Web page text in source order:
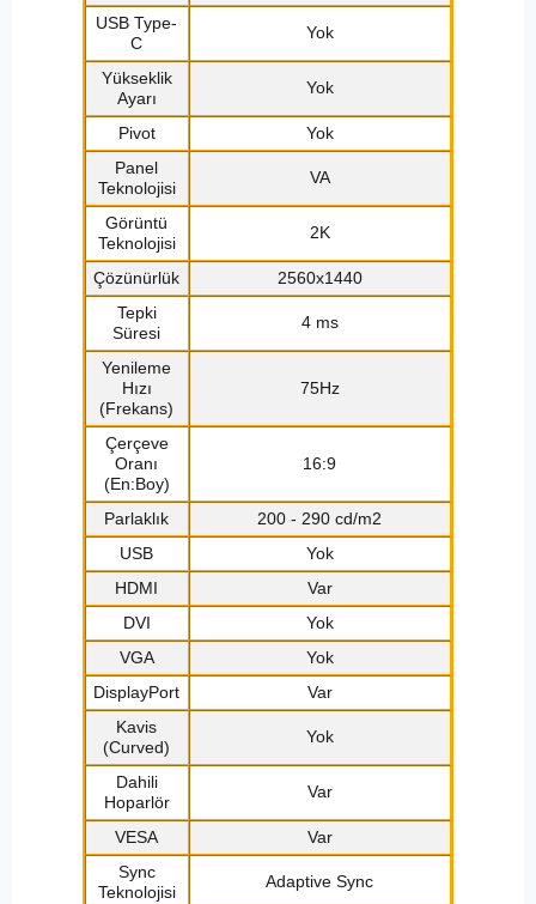
USB Type-
C
Yok
Yükseklik
Ayarı
Yok
Pivot
Yok
Panel
Teknolojisi
VA
Görüntü
Teknolojisi
2K
Çözünürlük
2560x1440
Tepki
Süresi
4 ms
Yenileme
Hızı
(Frekans)
75Hz
Çerçeve
Oranı
(En:Boy)
16:9
Parlaklık
200 - 290 cd/m2
USB
Yok
HDMI
Var
DVI
Yok
VGA
Yok
DisplayPort
Var
Kavis
(Curved)
Yok
Dahili
Hoparlör
Var
VESA
Var
Sync
Teknolojisi
Adaptive Sync